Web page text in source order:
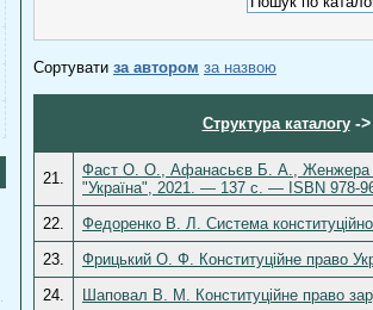
Сортувати за автором за назвою
Структура каталогу->
21.
Фаст О. О., Афанасьєв Б. А., Женжера С.
"Україна", 2021. — 137 с. — ISBN 978-
22.
Федоренко В. Л. Система
23.
Фрицький О. Ф. Конституційне право
24.
Шаповал В. М. Конституційне право